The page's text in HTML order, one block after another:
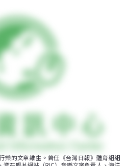
樂的文章維生。曾任《台灣日報》體育組組